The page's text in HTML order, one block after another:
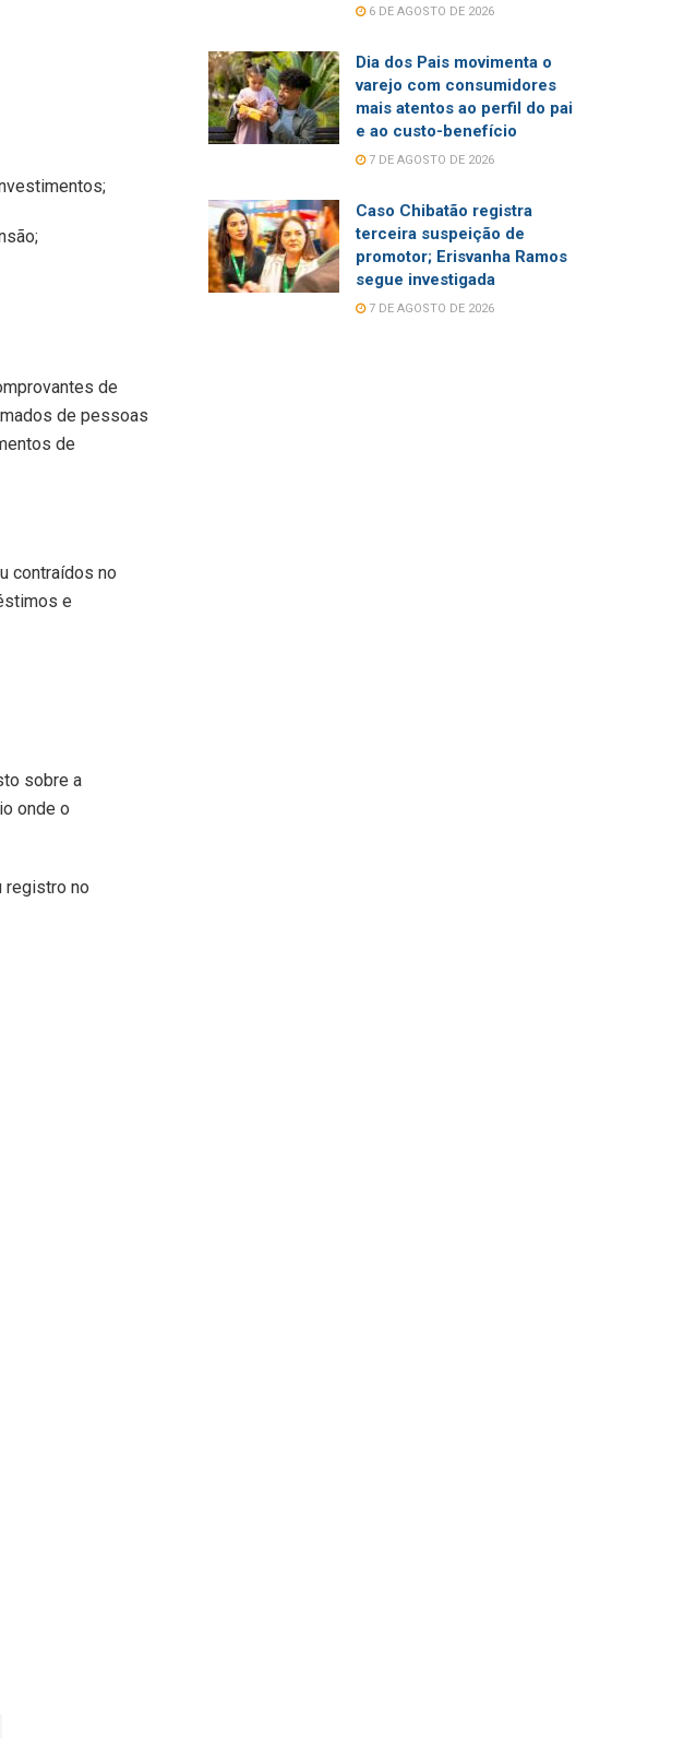
de
de pessoas
de
contraídos no
e
sobre a
onde o
registro no
6 DE AGOSTO DE 2026
Dia dos Pais movimenta o
varejo com consumidores
mais atentos ao perfil do pai
e ao custo-benefício
7 DE AGOSTO DE 2026
Caso Chibatão registra
terceira suspeição de
promotor; Erisvanha Ramos
segue investigada
7 DE AGOSTO DE 2026